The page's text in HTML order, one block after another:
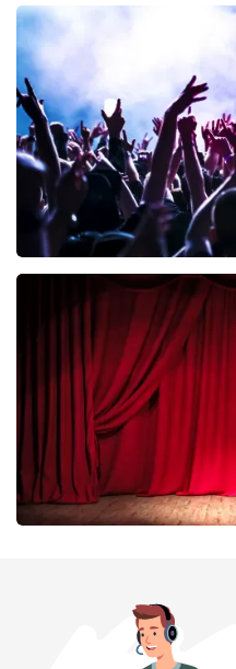
Esther van der Voort
BESTEL NU
Megadeth
laatste 30 minuten
BESTEL NU
BESTEL NU